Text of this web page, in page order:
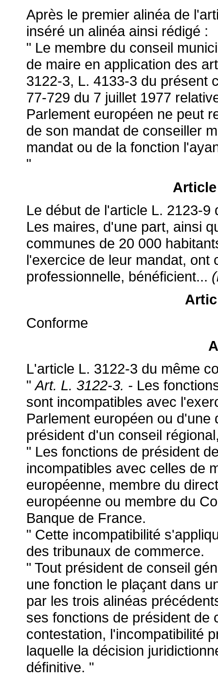
Après le premier alinéa de
inséré un alinéa ainsi rédigé :
" Le membre du conseil
de maire en application des
3122-3, L. 4133-3 du présent
77-729 du 7 juillet 1977
Parlement européen ne peut
de son mandat de conseiller
mandat ou de la fonction
"
Le début de l'article L. 2123-
Les maires, d'une part, ainsi
communes de 20 000
l'exercice de leur mandat,
professionnelle, bénéficient...
Conforme
L'article L. 3122-3 du même
"Art. L. 3122-3. - Les
sont incompatibles avec
Parlement européen ou
président d'un conseil
" Les fonctions de président
incompatibles avec celles de
européenne, membre du
européenne ou membre du
Banque de France.
" Cette incompatibilité
des tribunaux de commerce.
" Tout président de conseil
une fonction le plaçant dans
par les trois alinéas
ses fonctions de président de
contestation, l'incompatibilité
laquelle la décision
définitive. "